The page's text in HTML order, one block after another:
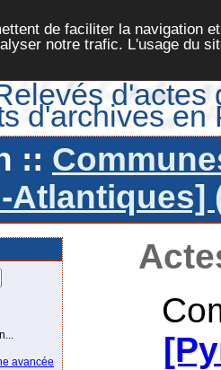
de faciliter la navigation
notre trafic. L'usage du
d'actes
d'archives en
::
Atlantiques]
avancée